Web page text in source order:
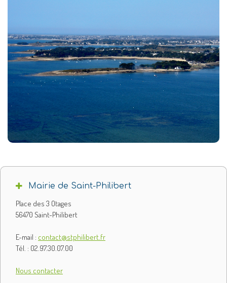
Mairie de Saint-Philibert
Place des 3 Otages
56470 Saint-Philibert
E-mail : contact@stphilibert.fr
Tél. : 02.97.30.07.00
Nous contacter